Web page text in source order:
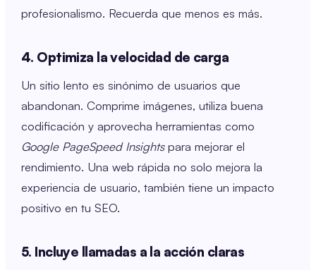
profesionalismo. Recuerda que menos es más.
4. Optimiza la velocidad de carga
Un sitio lento es sinónimo de usuarios que
abandonan. Comprime imágenes, utiliza buena
codificación y aprovecha herramientas como
Google PageSpeed Insightspara mejorar el
rendimiento. Una web rápida no solo mejora la
experiencia de usuario, también tiene un impacto
positivo en tu SEO.
5. Incluye llamadas a la acción claras